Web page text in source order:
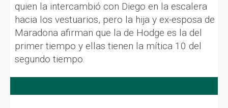
quien la intercambió con Diego en la escalera
hacia los vestuarios, pero la hija y ex-esposa de
Maradona afirman que la de Hodge es la del
primer tiempo y ellas tienen la mítica 10 del
segundo tiempo.